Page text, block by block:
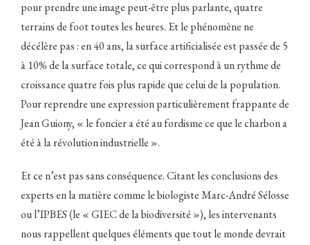
pour prendre une image peut-être plus parlante, quatre
terrains de foot toutes les heures. Et le phénomène ne
décélère pas : en 40 ans, la surface artificialisée est passée de 5
à 10% de la surface totale, ce qui correspond à un rythme de
croissance quatre fois plus rapide que celui de la population.
Pour reprendre une expression particulièrement frappante de
Jean Guiony, « le foncier a été au fordisme ce que le charbon a
été à la révolution industrielle ».
Et ce n’est pas sans conséquence. Citant les conclusions des
experts en la matière comme le biologiste Marc-André Sélosse
ou l’IPBES (le « GIEC de la biodiversité »), les intervenants
nous rappellent quelques éléments que tout le monde devrait